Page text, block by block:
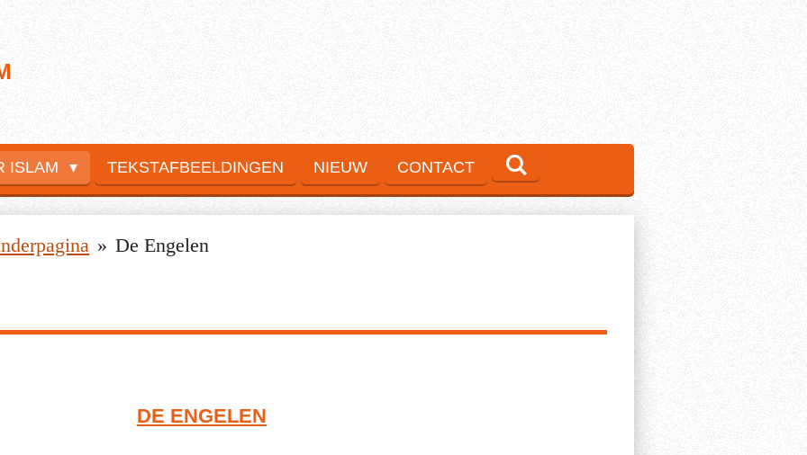
ISLAM TEKSTAFBEELDINGEN NIEUW CONTACT
» De Engelen
DE ENGELEN